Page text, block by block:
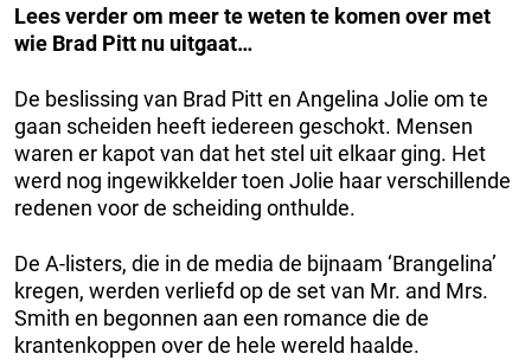
Lees verder om meer te weten te komen over met
wie Brad Pitt nu uitgaat…
De beslissing van Brad Pitt en Angelina Jolie om te
gaan scheiden heeft iedereen geschokt. Mensen
waren er kapot van dat het stel uit elkaar ging. Het
werd nog ingewikkelder toen Jolie haar verschillende
redenen voor de scheiding onthulde.
De A-listers, die in de media de bijnaam ‘Brangelina’
kregen, werden verliefd op de set van Mr. and Mrs.
Smith en begonnen aan een romance die de
krantenkoppen over de hele wereld haalde.